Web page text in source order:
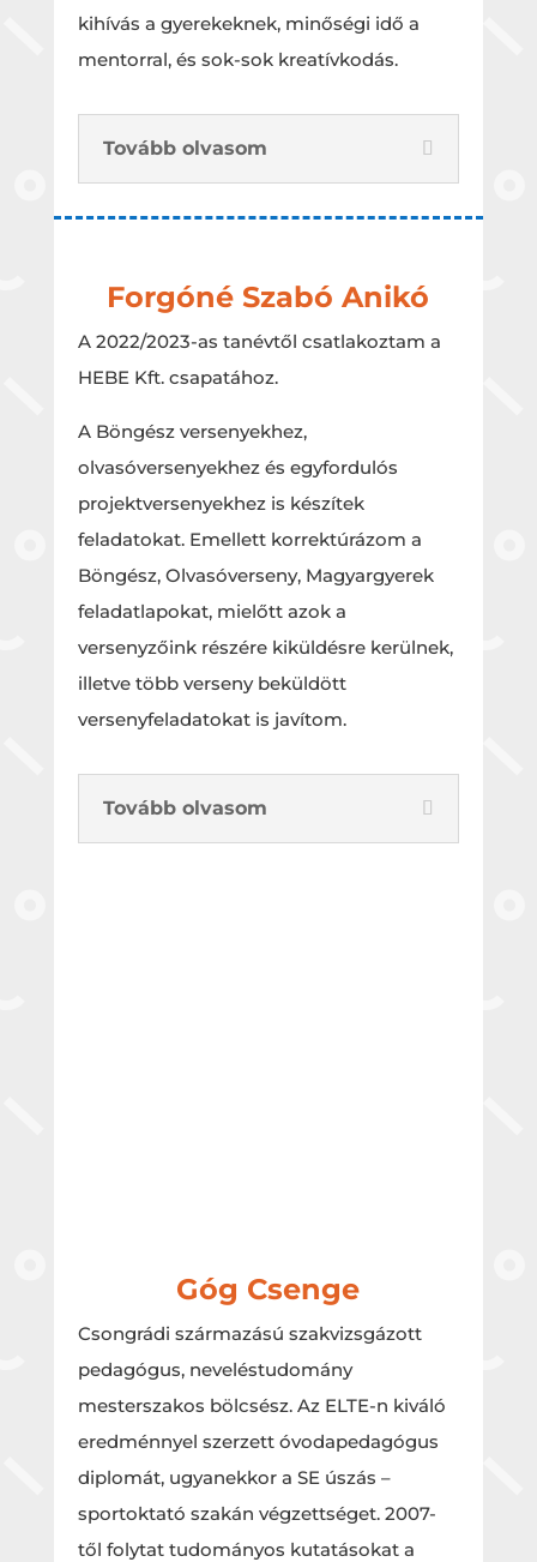
kihívás a gyerekeknek, minőségi idő a
mentorral, és sok-sok kreatívkodás.
Tovább olvasom
Forgóné Szabó Anikó
A 2022/2023-as tanévtől csatlakoztam a
HEBE Kft. csapatához.
A Böngész versenyekhez,
olvasóversenyekhez és egyfordulós
projektversenyekhez is készítek
feladatokat. Emellett korrektúrázom a
Böngész, Olvasóverseny, Magyargyerek
feladatlapokat, mielőtt azok a
versenyzőink részére kiküldésre kerülnek,
illetve több verseny beküldött
versenyfeladatokat is javítom.
Tovább olvasom
Góg Csenge
Csongrádi származású szakvizsgázott
pedagógus, neveléstudomány
mesterszakos bölcsész. Az ELTE-n kiváló
eredménnyel szerzett óvodapedagógus
diplomát, ugyanekkor a SE úszás –
sportoktató szakán végzettséget. 2007-
től folytat tudományos kutatásokat a